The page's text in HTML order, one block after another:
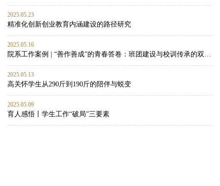
2025.05.23
精准化创新创业教育内涵建设的路径研究
2025.05.16
院系工作案例 | “善作善成”的青春答卷：班团建设与校训传承的双向赋能实践
2025.05.13
高关怀学生从290斤到190斤的陪伴与蜕变
2025.05.09
育人感悟丨学生工作“破局”三要素